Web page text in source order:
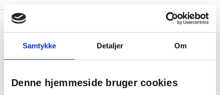
Samtykke Detaljer Om
Denne hjemmeside bruger cookies
Levering til 2. sal op til 250 kg